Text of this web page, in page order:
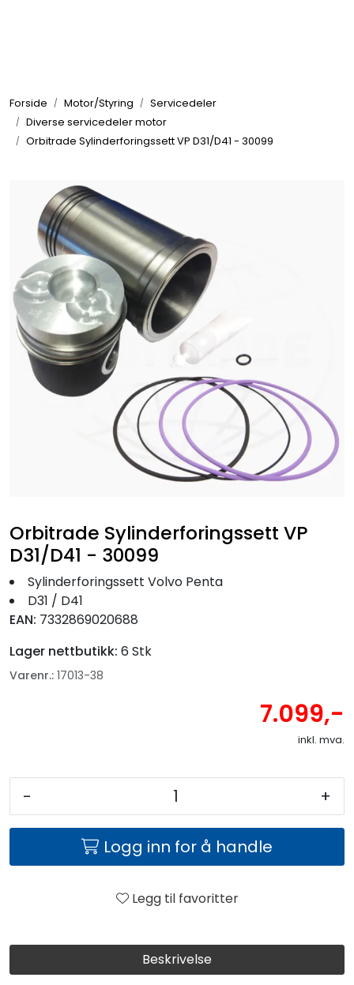
Forside Motor/Styring
Servicedeler
Diverse servicedeler motor
Orbitrade Sylinderforingssett VP D31/D41 - 30099
Beskrivelse
Orbitrade Sylinderforingssett VP
D31/D41 - 30099
Sylinderforingssett Volvo Penta
D31 / D41
EAN: 7332869020688
Lager nettbutikk: 6 Stk
Varenr.: 17013-38
7.099,-
inkl. mva.
- +
Logg inn for å handle
Legg til favoritter
Elektrisk
Komfort
VVS
Motor/Styring
Fortøyning
Fritid/Sikkerhet
Båtpleie/Opplag
Nyheter